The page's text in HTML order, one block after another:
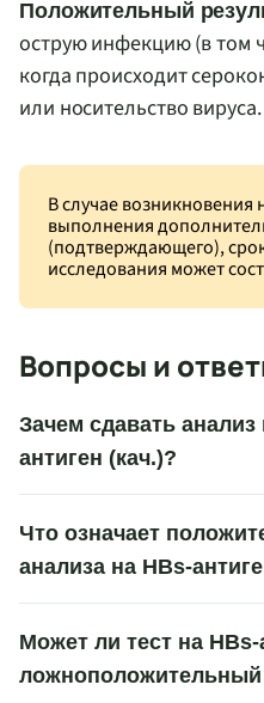
Положительный
острую инфекцию (в том
когда происходит
или носительство вируса.
В случае возникновения
выполнения
(подтверждающего),
исследования может
Вопросы и
Зачем сдавать анализ
антиген (кач.)?
Что означает
анализа на HBs-
Может ли тест на HBs-
ложноположительный